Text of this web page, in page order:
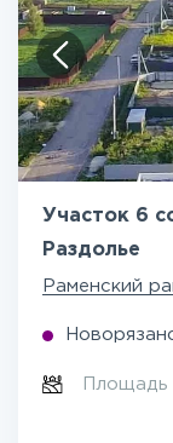
Участок 6
Раздолье
Раменский
Площадь